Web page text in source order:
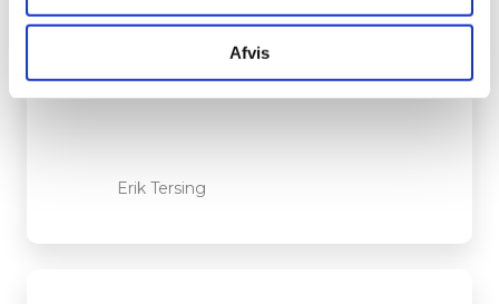
Afvis
gode fysioterapeut og glæder mig til at
komme derop igen til foråret.
Erik Tersing